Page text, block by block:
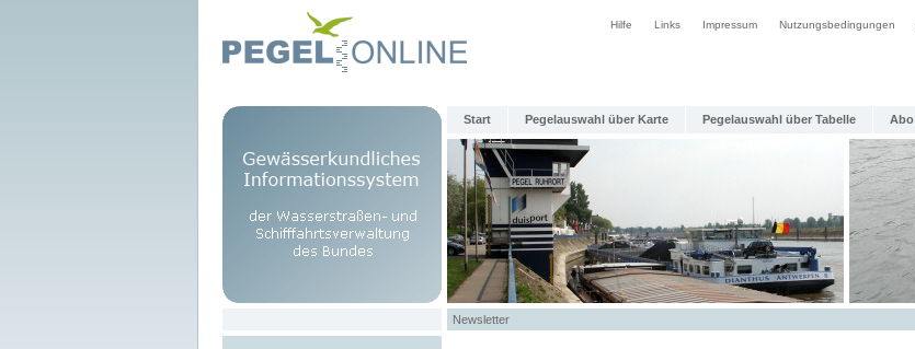
Hilfe Links Impressum Nutzungsbedingungen
Start Pegelauswahl über Karte Pegelauswahl über Tabelle Abo
Newsletter